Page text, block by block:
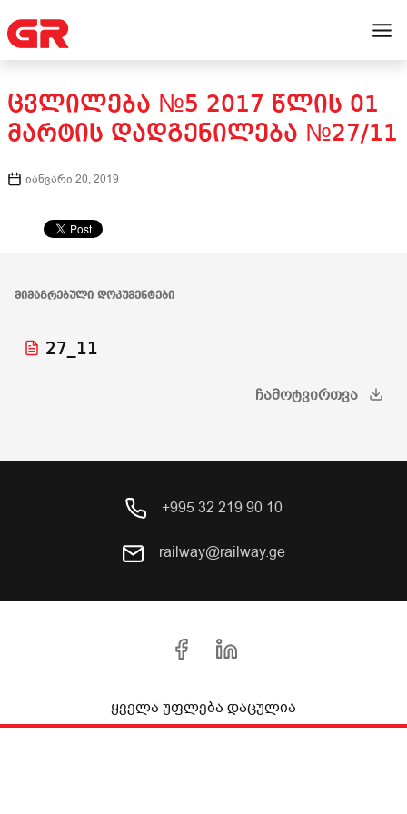
ᲪᲕᲚᲘᲚᲔᲑᲐ №5 2017 ᲬᲚᲘᲡ 01
ᲛᲐᲠᲢᲘᲡ ᲓᲐᲓᲒᲔᲜᲘᲚᲔᲑᲐ №27/11
იანვარი 20, 2019
ᲛᲘᲛᲐᲒᲠᲔᲑᲣᲚᲘ ᲓᲝᲙᲣᲛᲔᲜᲢᲔᲑᲘ
27_11
ᲩᲐᲛᲝᲢᲕᲘᲠᲗᲕᲐ
+995 32 219 90 10
railway@railway.ge
ყველა უფლება დაცულია